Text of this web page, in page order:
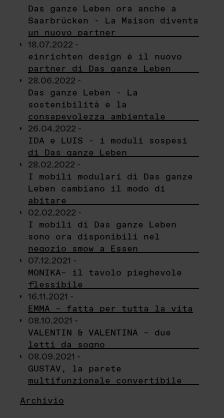
Das ganze Leben ora anche a
Saarbrücken - La Maison diventa
un nuovo partner
18.07.2022 -
einrichten design è il nuovo
partner di Das ganze Leben
28.06.2022 -
Das ganze Leben - La
sostenibilità e la
consapevolezza ambientale
26.04.2022 -
IDA e LUIS - i moduli sospesi
di Das ganze Leben
28.02.2022 -
I mobili modulari di Das ganze
Leben cambiano il modo di
abitare
02.02.2022 -
I mobili di Das ganze Leben
sono ora disponibili nel
negozio smow a Essen
07.12.2021 -
MONIKA– il tavolo pieghevole
flessibile
16.11.2021 -
EMMA – fatta per tutta la vita
08.10.2021 -
VALENTIN & VALENTINA – due
letti da sogno
08.09.2021 -
GUSTAV, la parete
multifunzionale convertibile
Archivio